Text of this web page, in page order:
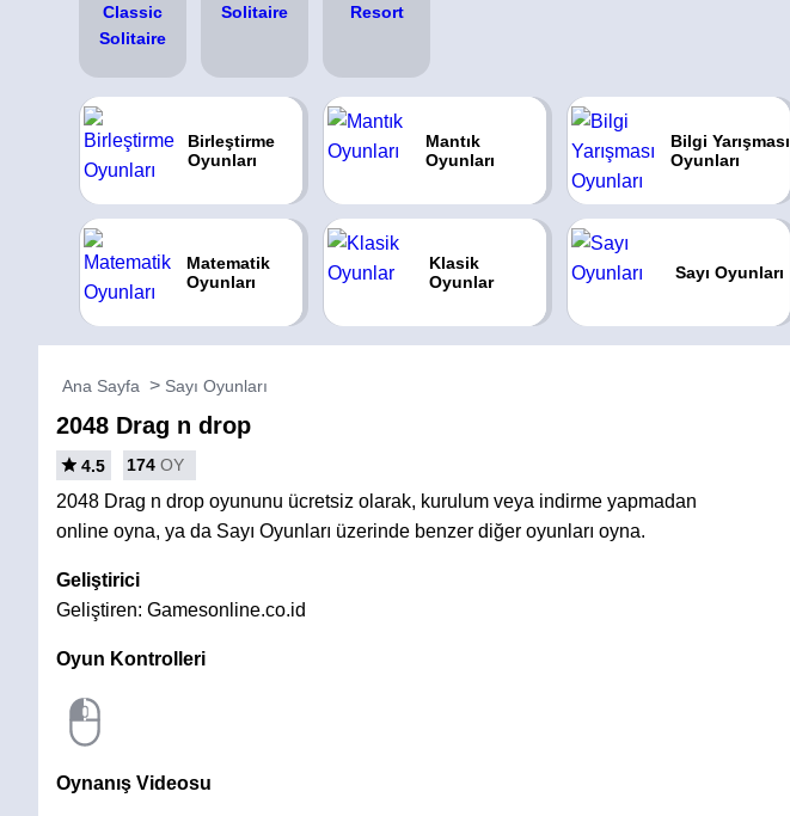
Birleştirme
Oyunları
Mantık
Oyunları
Bilgi Yarışması
Oyunları
Matematik
Oyunları
Klasik
Oyunlar
Sayı Oyunları
Ana Sayfa Sayı Oyunları
2048 Drag n drop
4.5 174 OY
2048 Drag n drop oyununu ücretsiz olarak, kurulum veya indirme yapmadan
online oyna, ya da Sayı Oyunları üzerinde benzer diğer oyunları oyna.
Geliştirici
Geliştiren: Gamesonline.co.id
Oyun Kontrolleri
Oynanış Videosu